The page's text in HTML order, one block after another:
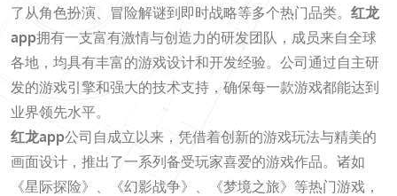
了从角色扮演、冒险解谜到即时战略等多个热门品类。 红龙
app拥有一支富有激情与创造力的研发团队，成员来自全球
各地，均具有丰富的游戏设计和开发经验。公司通过自主研
发的游戏引擎和强大的技术支持，确保每一款游戏都能达到
业界领先水平。
红龙app公司自成立以来，凭借着创新的游戏玩法与精美的
画面设计，推出了一系列备受玩家喜爱的游戏作品。诸如
《星际探险》、《幻影战争》、《梦境之旅》等热门游戏，